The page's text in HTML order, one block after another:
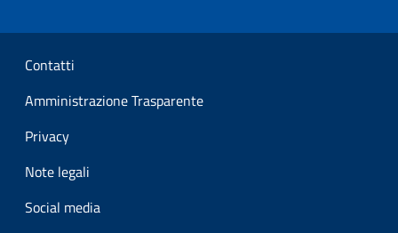
Sezione Link Utili
Contatti
Amministrazione Trasparente
Privacy
Note legali
Social media